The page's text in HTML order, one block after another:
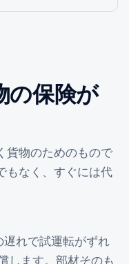
の保険が
貨物のためのもので
もなく、すぐには代
れで試運転がずれ
します。部材そのも